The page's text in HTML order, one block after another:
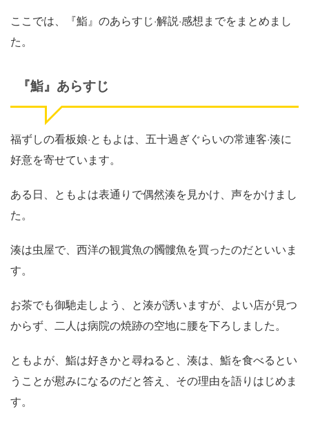
ここでは、『鮨』のあらすじ·解説·感想までをまとめまし
た。
『鮨』あらすじ
福ずしの看板娘·ともよは、五十過ぎぐらいの常連客·湊に
好意を寄せています。
ある日、ともよは表通りで偶然湊を見かけ、声をかけまし
た。
湊は虫屋で、西洋の観賞魚の髑髏魚を買ったのだといいま
す。
お茶でも御馳走しよう、と湊が誘いますが、よい店が見つ
からず、二人は病院の焼跡の空地に腰を下ろしました。
ともよが、鮨は好きかと尋ねると、湊は、鮨を食べるとい
うことが慰みになるのだと答え、その理由を語りはじめま
す。